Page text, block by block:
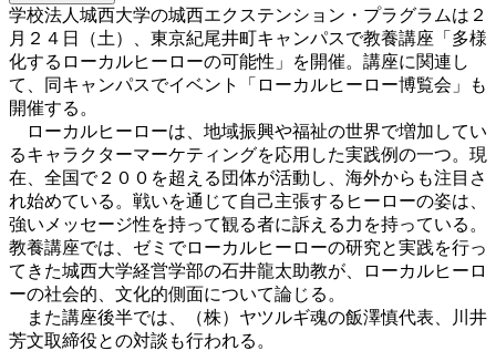
学校法人城西大学の城西エクステンション・プラグラムは２
月２４日（土）、東京紀尾井町キャンパスで教養講座「多様
化するローカルヒーローの可能性」を開催。講座に関連し
て、同キャンパスでイベント「ローカルヒーロー博覧会」も
開催する。
ローカルヒーローは、地域振興や福祉の世界で増加してい
るキャラクターマーケティングを応用した実践例の一つ。現
在、全国で２００を超える団体が活動し、海外からも注目さ
れ始めている。戦いを通じて自己主張するヒーローの姿は、
強いメッセージ性を持って観る者に訴える力を持っている。
教養講座では、ゼミでローカルヒーローの研究と実践を行っ
てきた城西大学経営学部の石井龍太助教が、ローカルヒーロ
ーの社会的、文化的側面について論じる。
また講座後半では、（株）ヤツルギ魂の飯澤慎代表、川井
芳文取締役との対談も行われる。